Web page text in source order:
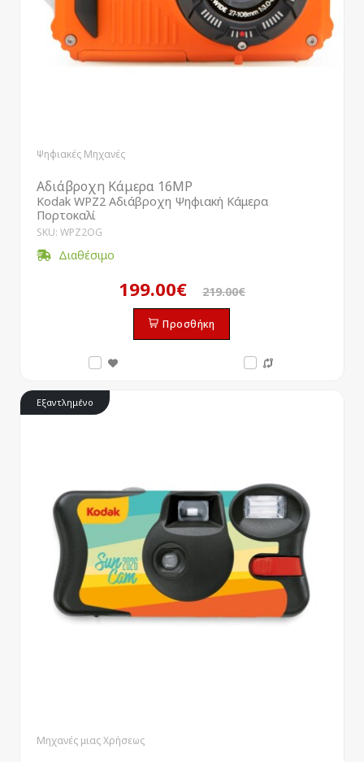
Ψηφιακές Μηχανές
Αδιάβροχη Κάμερα 16MP
Kodak WPZ2 Αδιάβροχη Ψηφιακή Κάμερα
Πορτοκαλί
SKU: WPZ2OG
Διαθέσιμο
199.00€ 219.00€
Προσθήκη
Εξαντλημένο
Μηχανές μιας Χρήσεως